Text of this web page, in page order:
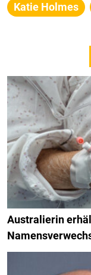
Katie Holmes
Australierin